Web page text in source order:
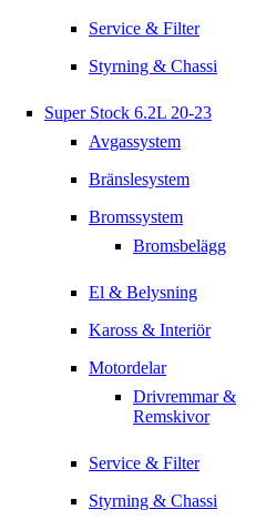
Service & Filter
Styrning & Chassi
Super Stock 6.2L 20-23
Avgassystem
Bränslesystem
Bromssystem
Bromsbelägg
El & Belysning
Kaross & Interiör
Motordelar
Drivremmar &
Remskivor
Service & Filter
Styrning & Chassi